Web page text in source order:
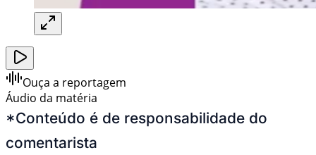
Ouça a reportagem
Áudio da matéria
*Conteúdo é de responsabilidade do
comentarista